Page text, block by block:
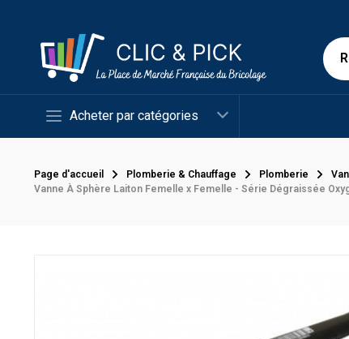
Acheter par catégories
Page d'accueil Plomberie & Chauffage Plomberie
Vanne À Sphère Laiton Femelle x Femelle - Série Dégraissée